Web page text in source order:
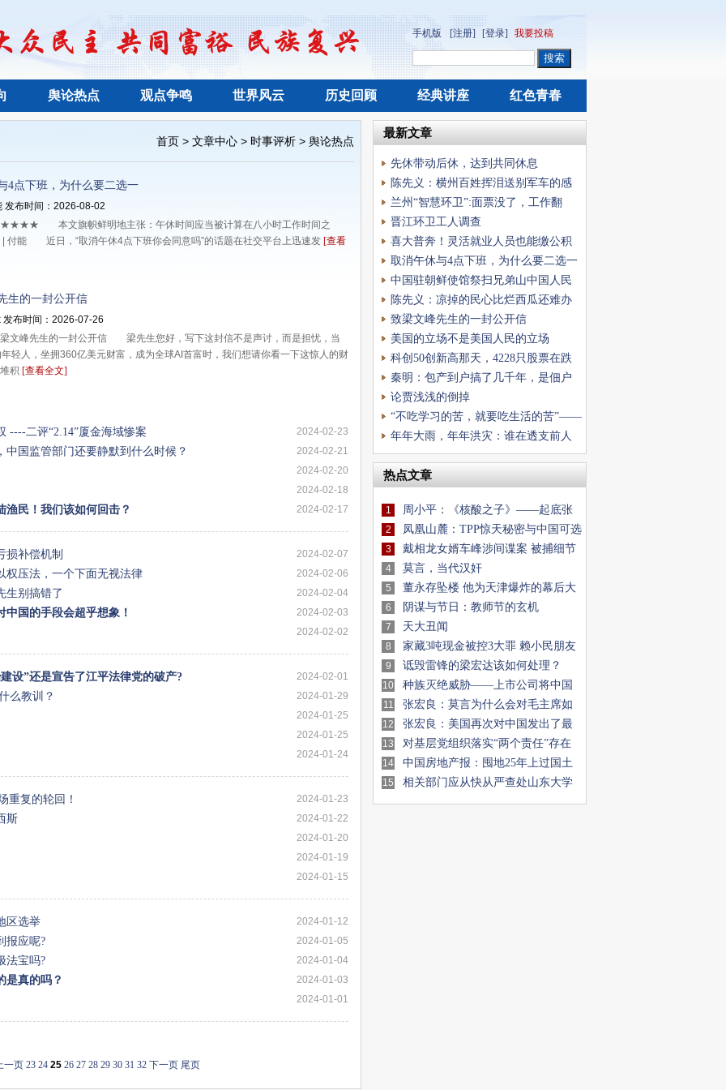
手机版 [注册] [登录] 我要投稿
舆论热点 观点争鸣 世界风云 历史回顾 经典讲座 红色青春
首页 > 文章中心 > 时事评析 > 舆论热点
4点下班，为什么要二选一
发布时间：2026-08-02
本文旗帜鲜明地主张：午休时间应当被计算在八小时工作时间之
能 近日，“取消午休4点下班你会同意吗”的话题在社交平台上迅速发 [查看
生的一封公开信
发布时间：2026-07-26
峰先生的一封公开信 梁先生您好，写下这封信不是声讨，而是担忧，当
轻人，坐拥360亿美元财富，成为全球AI首富时，我们想请你看一下这惊人的财
积 [查看全文]
2024-02-23
----二评“2.14”厦金海域惨案
2024-02-21
国监管部门还要静默到什么时候？
2024-02-20
2024-02-18
2024-02-17
渔民！我们该如何回击？
2024-02-07
损补偿机制
2024-02-06
权压法，一个下面无视法律
2024-02-04
生别搞错了
2024-02-03
国的手段会超乎想象！
2024-02-02
2024-02-01
设”还是宣告了江平法律党的破产?
2024-01-29
么教训？
2024-01-25
2024-01-25
2024-01-24
2024-01-23
重复的轮回！
2024-01-22
斯
2024-01-20
2024-01-19
2024-01-15
2024-01-12
区选举
2024-01-05
报应呢?
2024-01-04
法宝吗?
2024-01-03
是真的吗？
2024-01-01
一页 23 24 25 26 27 28 29 30 31 32 下一页 尾页
最新文章
先休带动后休，达到共同休息
陈先义：横州百姓挥泪送别军车的感
人瞬间引发的思
兰州“智慧环卫”:面票没了，工作翻
倍，工资不动
晋江环卫工人调查
喜大普奔！灵活就业人员也能缴公积
金了
取消午休与4点下班，为什么要二选一
中国驻朝鲜使馆祭扫兄弟山中国人民
志愿军烈士陵
陈先义：凉掉的民心比烂西瓜还难办
致梁文峰先生的一封公开信
美国的立场不是美国人民的立场
科创50创新高那天，4228只股票在跌
——这个牛市跟
秦明：包产到户搞了几千年，是佃户
的户吗？
论贾浅浅的倒掉
“不吃学习的苦，就要吃生活的苦”——
现代社会最
年年大雨，年年洪灾：谁在透支前人
的水利遗产？
热点文章
1 周小平：《核酸之子》——起底张
核子夫妇真实
2 凤凰山麓：TPP惊天秘密与中国可选
对策分析
3 戴相龙女婿车峰涉间谍案 被捕细节
流出(图)
4 莫言，当代汉奸
5 董永存坠楼 他为天津爆炸的幕后大
佬掩饰什
6 阴谋与节日：教师节的玄机
7 天大丑闻
8 家藏3吨现金被控3大罪 赖小民朋友
圈牵出两
9 诋毁雷锋的梁宏达该如何处理？
10 种族灭绝威胁——上市公司将中国
人基因样板
11 张宏良：莫言为什么会对毛主席如
此仇恨？
12 张宏良：美国再次对中国发出了最
严厉的战争叫
13 对基层党组织落实“两个责任”存在
问题的调
14 中国房地产报：囤地25年上过国土
部黑名单 武
15 相关部门应从快从严查处山东大学
纵容留学生